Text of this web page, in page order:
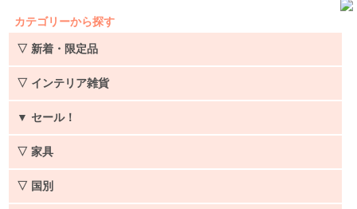
カテゴリーから探す
▽ 新着・限定品
▽ インテリア雑貨
▼ セール！
▽ 家具
▽ 国別